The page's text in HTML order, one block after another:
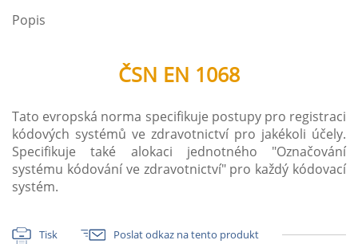
Popis
ČSN EN 1068
Tato evropská norma specifikuje postupy pro registraci
kódových systémů ve zdravotnictví pro jakékoli účely.
Specifikuje také alokaci jednotného "Označování
systému kódování ve zdravotnictví" pro každý kódovací
systém.
Tisk Poslat odkaz na tento produkt